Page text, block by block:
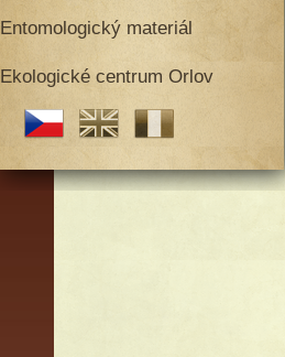
Entomologický materiál
Ekologické centrum Orlov